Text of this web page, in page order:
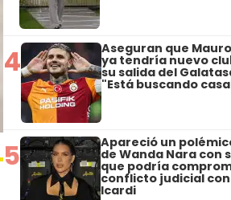
4 Aseguran que
ya tendría nuevo
su salida del
"Está buscando
5 Apareció un
de Wanda Nara con
que podría
conflicto judicial
Icardi